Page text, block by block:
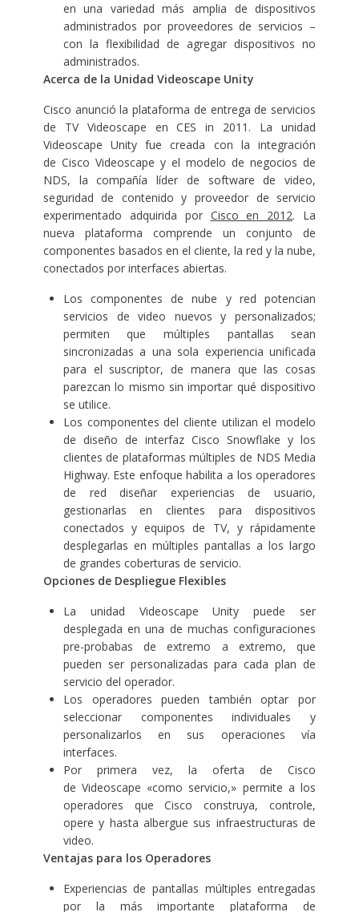
en una variedad más amplia de dispositivos
administrados por proveedores de servicios –
con la flexibilidad de agregar dispositivos no
administrados.
Acerca de la Unidad Videoscape Unity
Cisco anunció la plataforma de entrega de servicios
de TV Videoscape en CES in 2011. La unidad
Videoscape Unity fue creada con la integración
de Cisco Videoscape y el modelo de negocios de
NDS, la compañía líder de software de video,
seguridad de contenido y proveedor de servicio
experimentado adquirida por Cisco en 2012. La
nueva plataforma comprende un conjunto de
componentes basados en el cliente, la red y la nube,
conectados por interfaces abiertas.
Los componentes de nube y red potencian
servicios de video nuevos y personalizados;
permiten que múltiples pantallas sean
sincronizadas a una sola experiencia unificada
para el suscriptor, de manera que las cosas
parezcan lo mismo sin importar qué dispositivo
se utilice.
Los componentes del cliente utilizan el modelo
de diseño de interfaz Cisco Snowflake y los
clientes de plataformas múltiples de NDS Media
Highway. Este enfoque habilita a los operadores
de red diseñar experiencias de usuario,
gestionarlas en clientes para dispositivos
conectados y equipos de TV, y rápidamente
desplegarlas en múltiples pantallas a los largo
de grandes coberturas de servicio.
Opciones de Despliegue Flexibles
La unidad Videoscape Unity puede ser
desplegada en una de muchas configuraciones
pre-probabas de extremo a extremo, que
pueden ser personalizadas para cada plan de
servicio del operador.
Los operadores pueden también optar por
seleccionar componentes individuales y
personalizarlos en sus operaciones vía
interfaces.
Por primera vez, la oferta de Cisco
de Videoscape «como servicio,» permite a los
operadores que Cisco construya, controle,
opere y hasta albergue sus infraestructuras de
video.
Ventajas para los Operadores
Experiencias de pantallas múltiples entregadas
por la más importante plataforma de